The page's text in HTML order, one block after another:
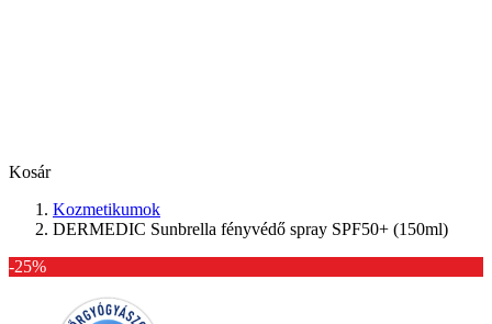
Kosár
Kozmetikumok
DERMEDIC Sunbrella fényvédő spray SPF50+ (150ml)
-25%